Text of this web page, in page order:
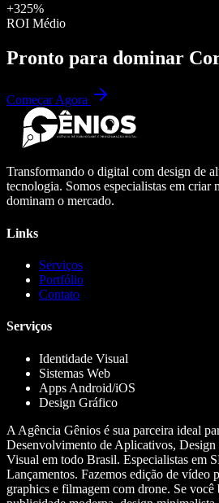
+325%
ROI Médio
Pronto para dominar
Começar Agora
Transformando o digital com design de
tecnologia. Somos especialistas em criar
dominam o mercado.
Links
Serviços
Portfólio
Contato
Serviços
Identidade Visual
Sistemas Web
Apps Android/iOS
Design Gráfico
A Agência Gênios é sua parceira ideal
Desenvolvimento de Aplicativos, Design
Visual em todo Brasil. Especialistas em
Lançamentos. Fazemos edição de vídeo
graphics e filmagem com drone. Se você